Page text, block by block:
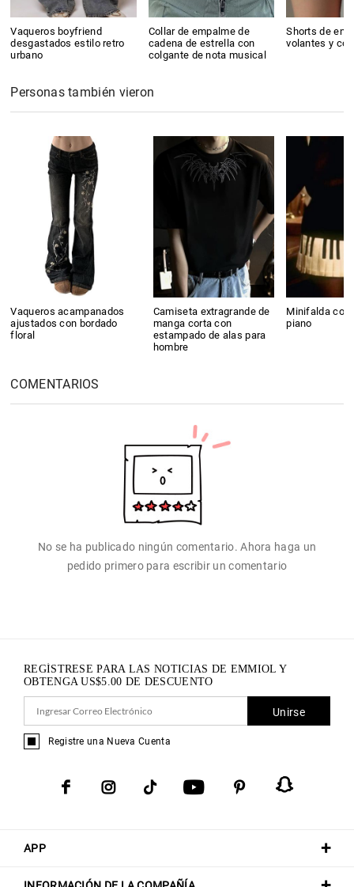
Vaqueros boyfriend
desgastados estilo retro
urbano
Collar de empalme de
cadena de estrella con
colgante de nota musical
Shorts de
volantes y
Personas también vieron
Vaqueros acampanados
ajustados con bordado
floral
Camiseta extragrande de
manga corta con
estampado de alas para
hombre
Minifalda con
piano
COMENTARIOS
No se ha publicado ningún comentario. Ahora haga un
pedido primero para escribir un comentario
APP
REGÍSTRESE PARA LAS NOTICIAS DE EMMIOL Y
OBTENGAUS$5.00 DE DESCUENTO
Unirse
Registre una Nueva Cuenta